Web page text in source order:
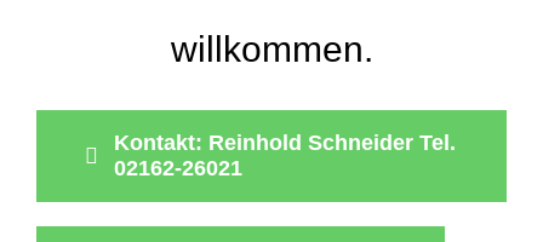
willkommen.
Kontakt: Reinhold Schneider Tel.
02162-26021